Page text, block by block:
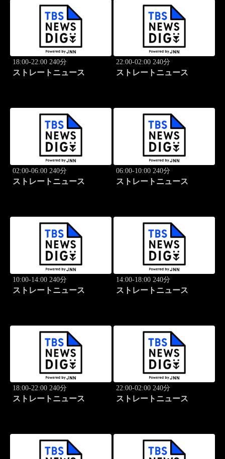
18:00-22:00 240分
ストレートニュース
22:00-02:00 240分
ストレートニュース
02:00-06:00 240分
ストレートニュース
06:00-10:00 240分
ストレートニュース
10:00-14:00 240分
ストレートニュース
14:00-18:00 240分
ストレートニュース
18:00-22:00 240分
ストレートニュース
22:00-02:00 240分
ストレートニュース